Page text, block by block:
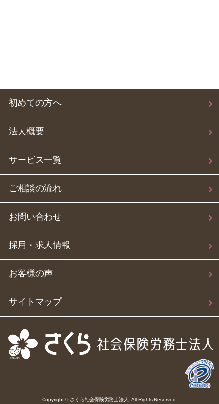
初めての方へ
法人概要
サービス一覧
ご相談の流れ
お問い合わせ
採用・求人情報
お客様の声
サイトマップ
Copyright © さくら社会保険労務士法人. All Rights Reserved.